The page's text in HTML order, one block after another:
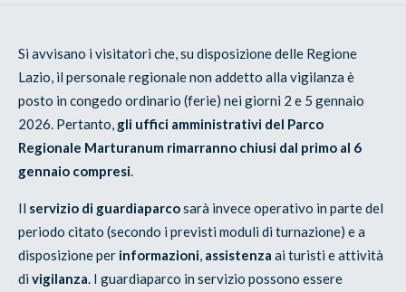
Si avvisano i visitatori che, su disposizione delle Regione
Lazio, il personale regionale non addetto alla vigilanza è
posto in congedo ordinario (ferie) nei giorni 2 e 5 gennaio
2026. Pertanto, gli uffici amministrativi del Parco
Regionale Marturanum rimarranno chiusi dal primo al 6
gennaio compresi.
Il servizio di guardiaparcosarà invece operativo in parte del
periodo citato (secondo i previsti moduli di turnazione) e a
disposizione per informazioni, assistenzaai turisti e attività
divigilanza. I guardiaparco in servizio possono essere